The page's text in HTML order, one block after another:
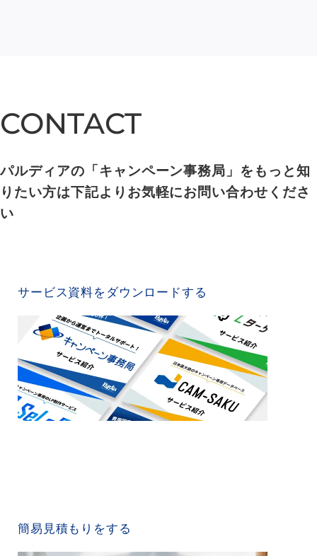
CONTACT
CONTACT
パルディアの「キャンペーン事務局」をもっと知
りたい方は下記よりお気軽にお問い合わせくださ
い
サービス資料をダウンロードする
簡易見積もりをする